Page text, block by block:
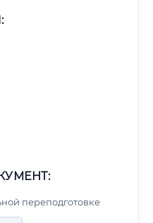
переподготовке